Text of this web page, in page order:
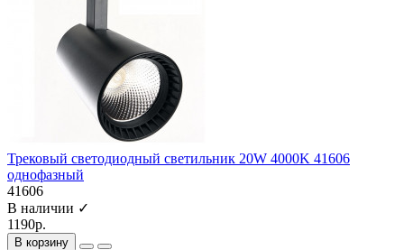
Трековый светодиодный светильник 20W 4000K 41606
однофазный
41606
В наличии ✓
1190р.
В корзину